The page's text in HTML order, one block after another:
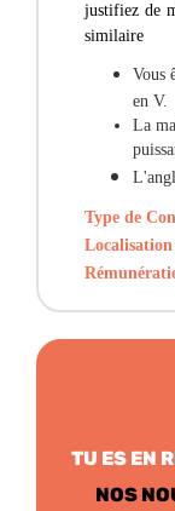
justifiez de
similaire
Vous
en V.
La
Type de
TU ES EN
NOS